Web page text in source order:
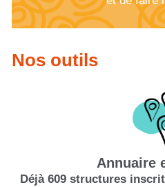
Nos outils
Annuaire
Déjà 609 structures